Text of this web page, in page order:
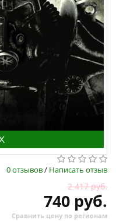
0 отзывов/ Написать отзыв
2 417 руб.
740 руб.
Сравнить цену по регионам